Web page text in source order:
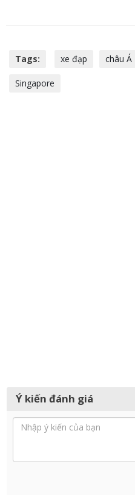
Tags: xe đạp châu Á
Singapore
Ý kiến đánh giá